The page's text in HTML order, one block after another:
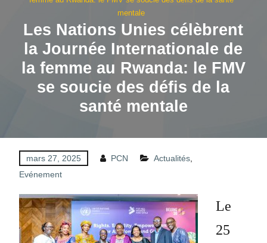
mentale
Les Nations Unies célèbrent
la Journée Internationale de
la femme au Rwanda: le FMV
se soucie des défis de la
santé mentale
mars 27, 2025 PCN Actualités,
Evénement
Le
25